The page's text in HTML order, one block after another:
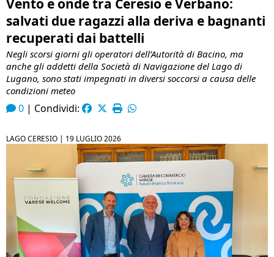
salvati due ragazzi alla deriva e bagnanti
recuperati dai battelli
Negli scorsi giorni gli operatori dell’Autorità di Bacino, ma
anche gli addetti della Società di Navigazione del Lago di
Lugano, sono stati impegnati in diversi soccorsi a causa delle
condizioni meteo
0 | Condividi:
LAGO CERESIO | 19 LUGLIO 2026